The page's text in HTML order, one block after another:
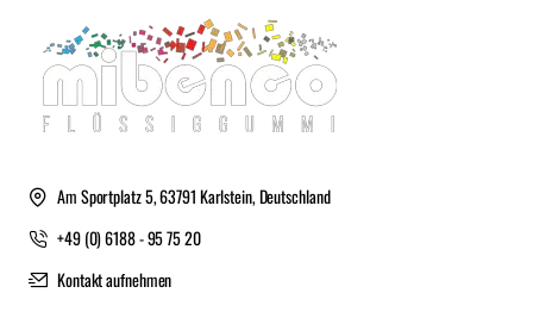
Am Sportplatz 5, 63791 Karlstein, Deutschland
+49 (0) 6188 - 95 75 20
Kontakt aufnehmen